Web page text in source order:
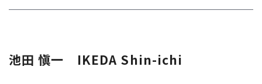
池田 愼一 IKEDA Shin-ichi